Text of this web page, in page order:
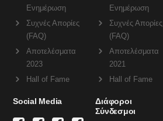
Ενημέρωση
Συχνές Απορίες
(FAQ)
Αποτελέσματα
2023
Hall of Fame
Ενημέρωση
Συχνές Απορίες
(FAQ)
Αποτελέσματα
2021
Hall of Fame
Social Media
Διάφοροι
Σύνδεσμοι